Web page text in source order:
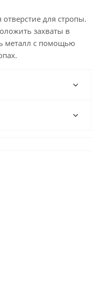
отверстие для стропы.
захваты в
металл с помощью